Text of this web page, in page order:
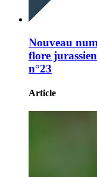
Nouveau
flore
n°23
Article